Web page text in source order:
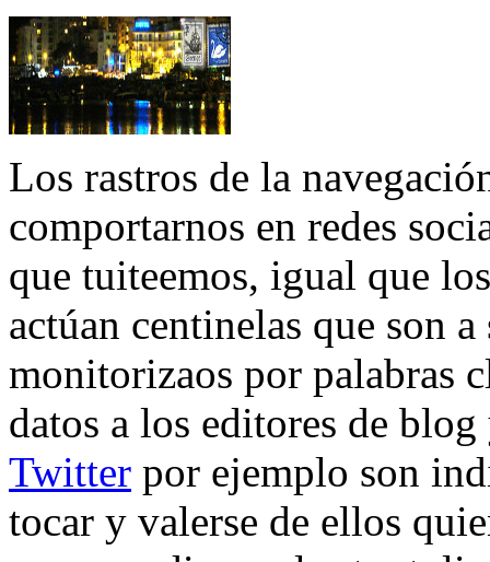
Los rastros de la
comportarnos en redes
que tuiteemos, igual que
actúan centinelas que son
monitorizaos por palabras
datos a los editores de
Twitter por ejemplo son
tocar y valerse de ellos